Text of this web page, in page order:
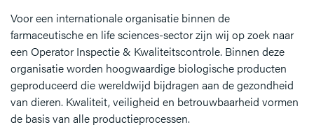
Voor een internationale organisatie binnen de
farmaceutische en life sciences-sector zijn wij op zoek naar
een Operator Inspectie & Kwaliteitscontrole. Binnen deze
organisatie worden hoogwaardige biologische producten
geproduceerd die wereldwijd bijdragen aan de gezondheid
van dieren. Kwaliteit, veiligheid en betrouwbaarheid vormen
de basis van alle productieprocessen.